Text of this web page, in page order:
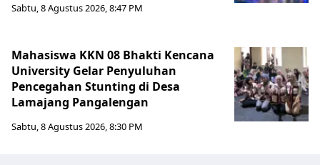
Sabtu, 8 Agustus 2026, 8:47 PM
Mahasiswa KKN 08 Bhakti Kencana
University Gelar Penyuluhan
Pencegahan Stunting di Desa
Lamajang Pangalengan
Sabtu, 8 Agustus 2026, 8:30 PM